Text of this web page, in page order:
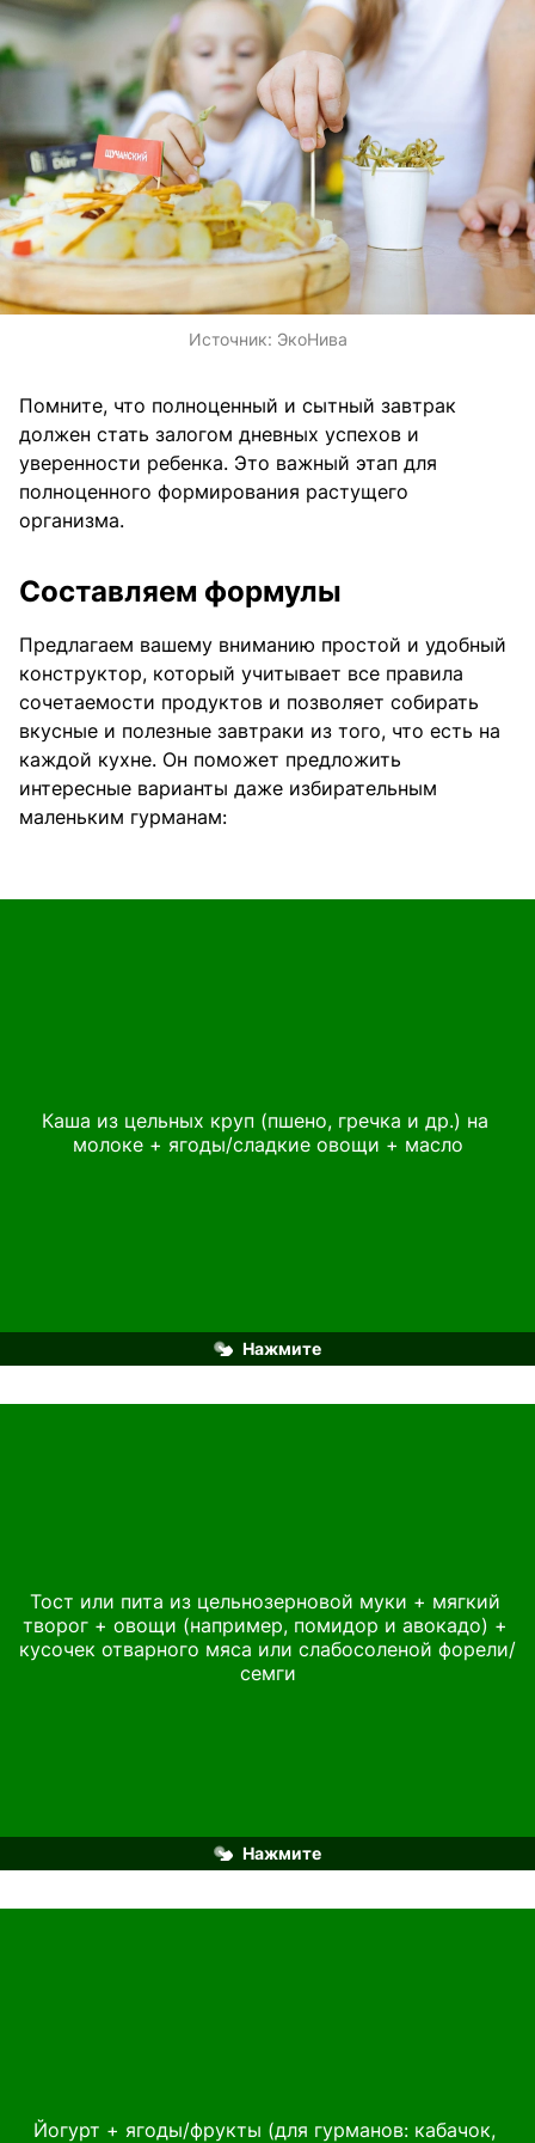
Источник: ЭкоНива
Помните, что полноценный и сытный завтрак
должен стать залогом дневных успехов и
уверенности ребенка. Это важный этап для
полноценного формирования растущего
организма.
Составляем формулы
Предлагаем вашему вниманию простой и удобный
конструктор, который учитывает все правила
сочетаемости продуктов и позволяет собирать
вкусные и полезные завтраки из того, что есть на
каждой кухне. Он поможет предложить
интересные варианты даже избирательным
маленьким гурманам:
Каша из цельных круп (пшено, гречка и др.) на
молоке + ягоды/сладкие овощи + масло
Нажмите
«ЭкоНива» для детей дошкольного и школьного
возраста 3,2%, обладающее приятным сливочным
Тост или пита из цельнозерновой муки + мягкий
творог + овощи (например, помидор и авокадо) +
кусочек отварного мяса или слабосоленой форели/
семги
Нажмите
Рекомендуем: кремообразный творог «ЭкоНива»
5,9%, сделанный с использованием специальной
живой закваски, мягкая и нежная консистенция
которого оптимально подходит для бутербродов.
Йогурт + ягоды/фрукты (для гурманов: кабачок,
состав которых входят молоко высшего сорта и